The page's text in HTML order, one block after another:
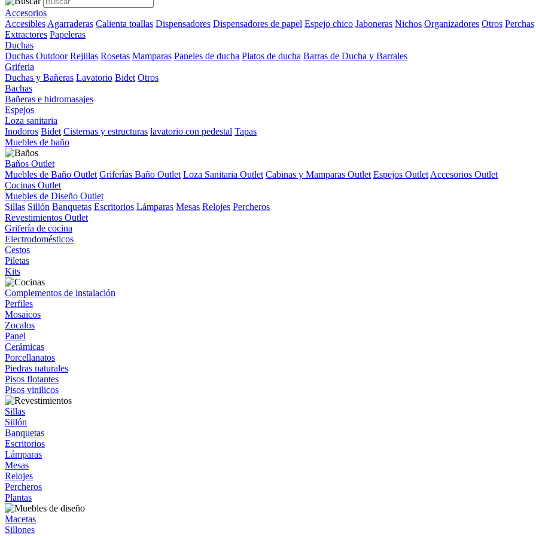
Accesorios
Accesibles Agarraderas Calienta toallas Dispensadores Dispensadores de papel Espejo chico Jaboneras Nichos Organizadores Otros Perchas
Extractores Papeleras
Duchas
Duchas Outdoor Rejillas Rosetas Mamparas Paneles de ducha Platos de ducha Barras de Ducha y Barrales
Griferia
Duchas y Bañeras Lavatorio Bidet Otros
Bachas
Bañeras e hidromasajes
Espejos
Loza sanitaria
Inodoros Bidet Cisternas y estructuras lavatorio con pedestal Tapas
Muebles de baño
Baños Outlet
Muebles de Baño Outlet Griferîas Baño Outlet Loza Sanitaria Outlet Cabinas y Mamparas Outlet Espejos Outlet Accesorios Outlet
Cocinas Outlet
Muebles de Diseño Outlet
Sillas Sillón Banquetas Escritorios Lámparas Mesas Relojes Percheros
Revestimientos Outlet
Grifería de cocina
Electrodomésticos
Cestos
Piletas
Kits
Complementos de instalación
Perfiles
Mosaicos
Zocalos
Panel
Cerámicas
Porcellanatos
Piedras naturales
Pisos flotantes
Pisos vinilicos
Sillas
Sillón
Banquetas
Escritorios
Lámparas
Mesas
Relojes
Percheros
Plantas
Macetas
Sillones